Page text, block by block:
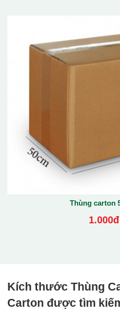
Thùng carton
1.000đ
Kích thước Thùng
Carton được tìm